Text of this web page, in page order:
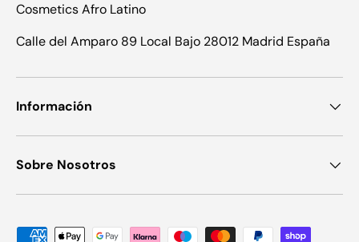
Cosmetics Afro Latino
Calle del Amparo 89 Local Bajo 28012 Madrid España
Información
Sobre Nosotros
Formas de pago aceptadas